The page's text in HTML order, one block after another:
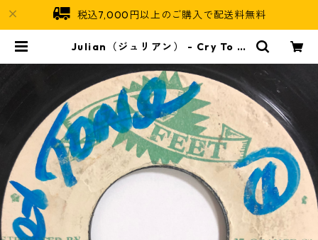
税込7,000円以上のご購入で配送料無料
Julian（ジュリアン） - Cry To M